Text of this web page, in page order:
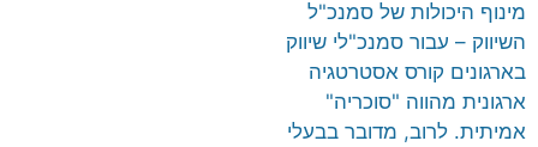
מינוף היכולות של סמנכ"ל
השיווק – עבור סמנכ"לי שיווק
בארגונים קורס אסטרטגיה
ארגונית מהווה "סוכריה"
אמיתית. לרוב, מדובר בבעלי